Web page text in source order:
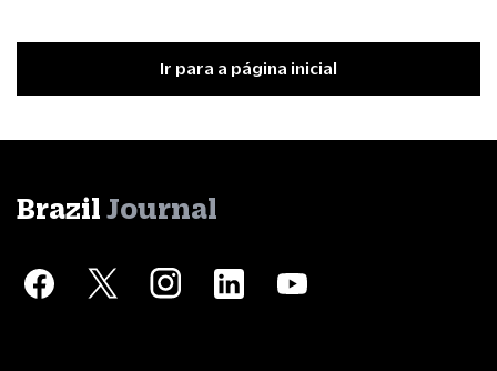
Ir para a página inicial
Brazil Journal